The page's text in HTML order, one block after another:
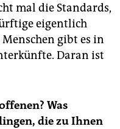
mal die Standards,
eigentlich
gibt es in
Daran ist
Was
die zu Ihnen